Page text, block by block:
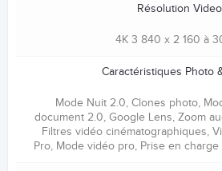
Résolution Video
4K 3 840 x 2 160 à
Caractéristiques Photo
Mode Nuit 2.0, Clones photo,
document 2.0, Google Lens, Zoom
Filtres vidéo cinématographiques,
Pro, Mode vidéo pro, Prise en